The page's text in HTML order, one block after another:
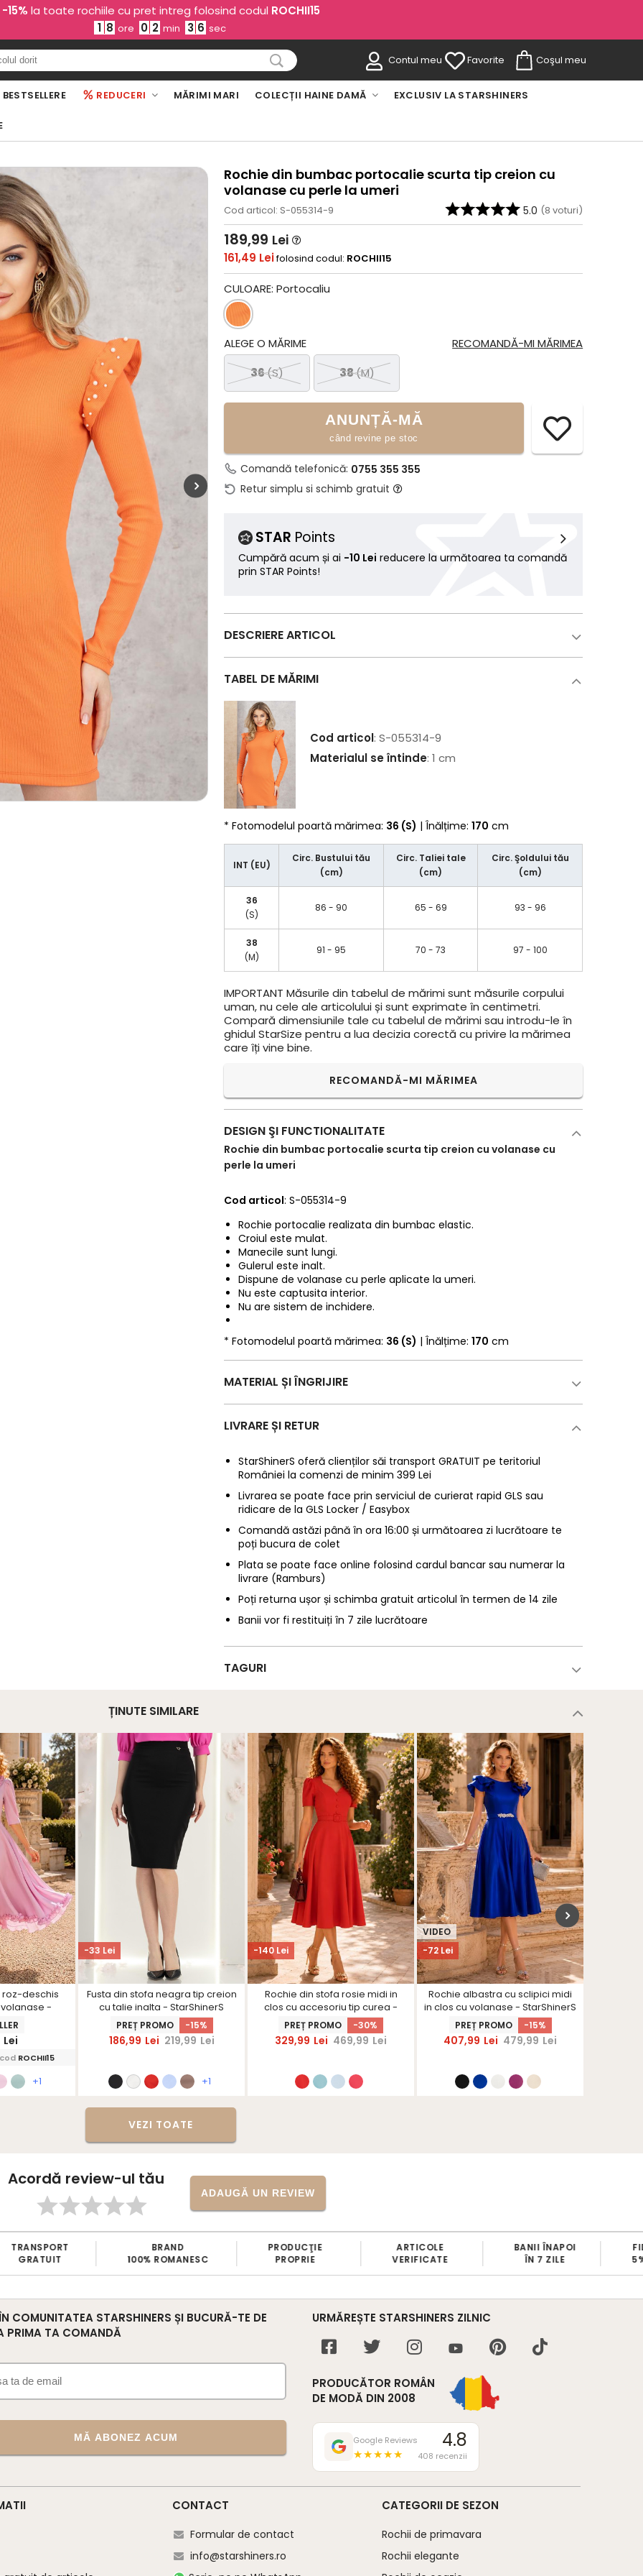
-15% la toate rochiile cu pret intreg folosind codul ROCHII15
1 8 ore 0 2 min 3 5 sec
Contul meu Favorite Coşul meu
BESTSELLERE REDUCERI MĂRIMI MARI COLECȚII HAINE DAMĂ EXCLUSIV LA STARSHINERS
Rochie din bumbac portocalie scurta tip creion cu
volanase cu perle la umeri
Cod articol: S-055314-9 5.0 (8 voturi)
189,99 Lei
161,49 Leifolosind codul: ROCHII15
CULOARE:Portocaliu
RECOMANDĂ-MI MĂRIMEA
ALEGE O MĂRIME
36(S) 38(M)
ANUNȚĂ-MĂ
când revine pe stoc
Comandă telefonică: 0755 355 355
Retur simplu si schimb gratuit
STAR Points
Cumpără acum și ai -10 Lei reducere la următoarea ta comandă
prin STAR Points!
DESCRIERE ARTICOL
TABEL DE MĂRIMI
Cod articol: S-055314-9
Materialul se întinde: 1 cm
* Fotomodelul poartă mărimea: 36 (S) | Înălțime:170 cm
INT (EU)
Circ. Bustului tău
(cm)
Circ. Taliei tale
(cm)
Circ. Şoldului tău
(cm)
36
(S)
86 - 90 65 - 69 93 - 96
38
(M)
91 - 95 70 - 73 97 - 100
IMPORTANT Măsurile din tabelul de mărimi sunt măsurile corpului
uman, nu cele ale articolului și sunt exprimate în centimetri.
Compară dimensiunile tale cu tabelul de mărimi sau introdu-le în
ghidul StarSize pentru a lua decizia corectă cu privire la mărimea
care îți vine bine.
RECOMANDĂ-MI MĂRIMEA
DESIGN ŞI FUNCTIONALITATE
Rochie din bumbac portocalie scurta tip creion cu volanase cu
perle la umeri
Cod articol: S-055314-9
Rochie portocalie realizata din bumbac elastic.
Croiul este mulat.
Manecile sunt lungi.
Gulerul este inalt.
Dispune de volanase cu perle aplicate la umeri.
Nu este captusita interior.
Nu are sistem de inchidere.
* Fotomodelul poartă mărimea: 36 (S) | Înălțime:170 cm
MATERIAL ȘI ÎNGRIJIRE
LIVRARE ȘI RETUR
StarShinerS oferă clienților săi transport GRATUIT pe teritoriul
României la comenzi de minim 399 Lei
Livrarea se poate face prin serviciul de curierat rapid GLS sau
ridicare de la GLS Locker / Easybox
Comandă astăzi până în ora 16:00 și următoarea zi lucrătoare te
poți bucura de colet
Plata se poate face online folosind cardul bancar sau numerar la
livrare (Ramburs)
Poți returna ușor și schimba gratuit articolul în termen de 14 zile
Banii vor fi restituiți în 7 zile lucrătoare
TAGURI
ȚINUTE SIMILARE
roz-deschis
-
Lei
ROCHII15
+1
-33 Lei
Fusta din stofa neagra tip creion
cu talie inalta - StarShinerS
PREȚ PROMO -15%
186,99 Lei 219,99 Lei
+1
-140 Lei
Rochie din stofa rosie midi in
clos cu accesoriu tip curea -
StarShinerS
PREȚ PROMO -30%
329,99 Lei 469,99 Lei
-72 Lei
VIDEO
Rochie albastra cu sclipici midi
in clos cu volanase - StarShinerS
PREȚ PROMO -15%
407,99 Lei 479,99 Lei
VEZI TOATE
Acordă review-ul tău
ADAUGĂ UN REVIEW
TRANSPORT
GRATUIT
BRAND
100% ROMANESC
PRODUCŢIE
PROPRIE
ARTICOLE
VERIFICATE
BANII ÎNAPOI
ÎN 7 ZILE
COMUNITATEA STARSHINERS ȘI BUCURĂ-TE DE
PRIMA TA COMANDĂ
MĂ ABONEZ ACUM
URMĂREȘTE STARSHINERS ZILNIC
PRODUCĂTOR ROMÂN
DE MODĂ DIN 2008
Google Reviews
★★★★★
4.8
408 recenzii
CONTACT
Formular de contact
info@starshiners.ro
CATEGORII DE SEZON
Rochii de primavara
Rochii elegante